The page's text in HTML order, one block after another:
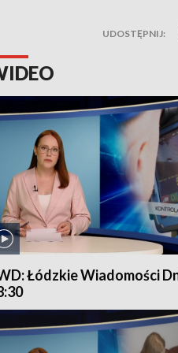
UDOSTĘPNIJ:
Łódzkie Wiadomości